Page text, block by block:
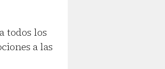
todos los
a las